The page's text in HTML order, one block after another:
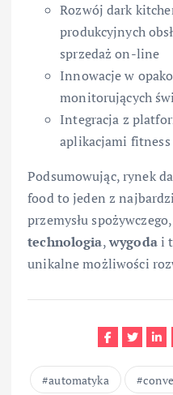
Rozwój dark
produkcyjnych
sprzedaż on-line
Innowacje w
monitorujących
Integracja z
aplikacjami fitness
Podsumowując, rynek
food to jeden z
przemysłu
technologia,wygodai
unikalne możliwości
automatyka